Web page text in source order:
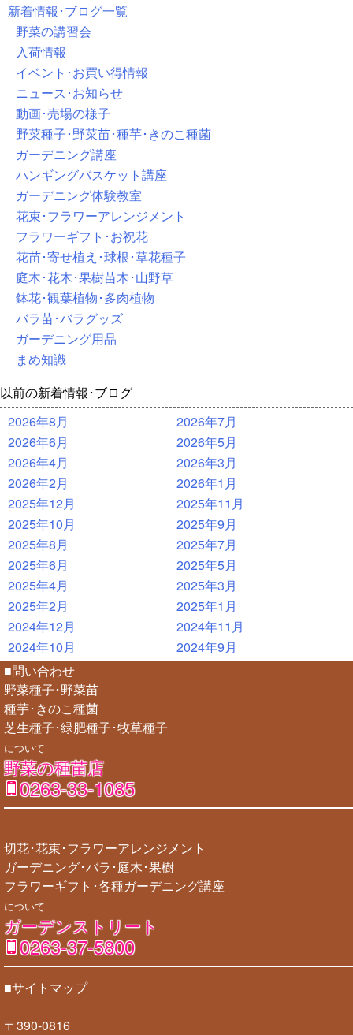
新着情報･ブログ一覧
野菜の講習会
入荷情報
イベント･お買い得情報
ニュース･お知らせ
動画･売場の様子
野菜種子･野菜苗･種芋･きのこ種菌
ガーデニング講座
ハンギングバスケット講座
ガーデニング体験教室
花束･フラワーアレンジメント
フラワーギフト･お祝花
花苗･寄せ植え･球根･草花種子
庭木･花木･果樹苗木･山野草
鉢花･観葉植物･多肉植物
バラ苗･バラグッズ
ガーデニング用品
まめ知識
以前の新着情報･ブログ
2026年8月
2026年7月
2026年6月
2026年5月
2026年4月
2026年3月
2026年2月
2026年1月
2025年12月
2025年11月
2025年10月
2025年9月
2025年8月
2025年7月
2025年6月
2025年5月
2025年4月
2025年3月
2025年2月
2025年1月
2024年12月
2024年11月
2024年10月
2024年9月
■問い合わせ
野菜種子･野菜苗
種芋･きのこ種菌
芝生種子･緑肥種子･牧草種子
について
野菜の種苗店
0263-33-1085
切花･花束･フラワーアレンジメント
ガーデニング･バラ･庭木･果樹
フラワーギフト･各種ガーデニング講座
について
ガーデンストリート
0263-37-5800
■サイトマップ
〒390-0816